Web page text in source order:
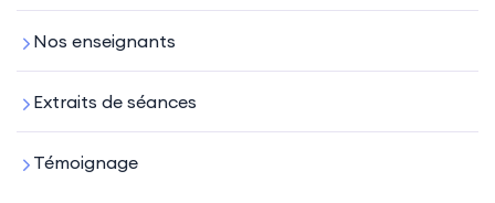
Nos enseignants
Extraits de séances
Témoignage